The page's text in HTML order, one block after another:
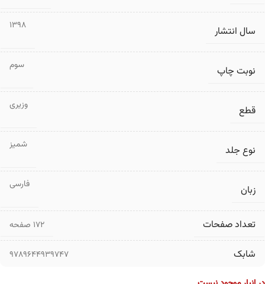
سال انتشار 1398
نوبت چاپ سوم
قطع وزیری
نوع جلد شمیز
زبان فارسی
تعداد صفحات ۱۷۲ صفحه
شابک 9789644939747